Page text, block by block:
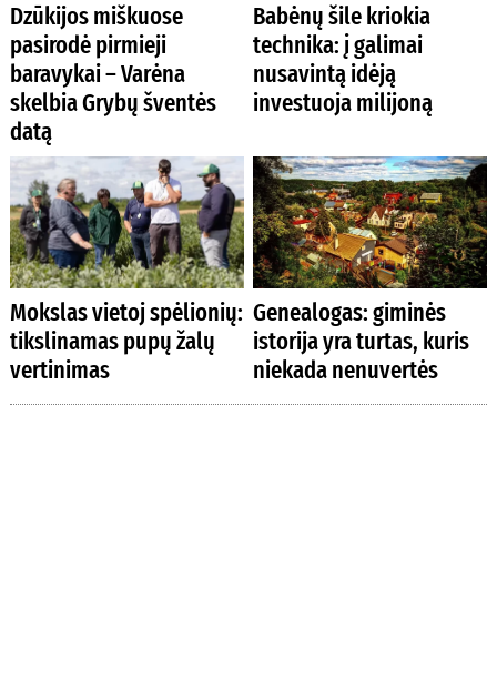
Dzūkijos miškuose
pasirodė pirmieji
baravykai – Varėna
skelbia Grybų šventės
datą
Babėnų šile kriokia
technika: į galimai
nusavintą idėją
investuoja milijoną
Mokslas vietoj spėlionių:
tikslinamas pupų žalų
vertinimas
Genealogas: giminės
istorija yra turtas, kuris
niekada nenuvertės